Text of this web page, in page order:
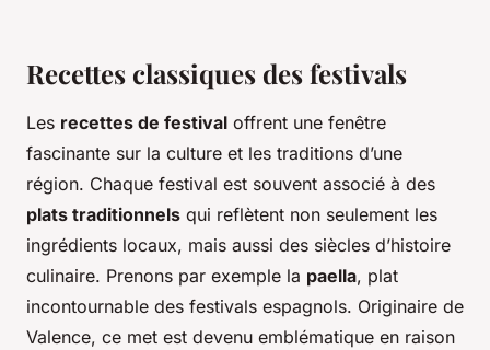
Recettes classiques des festivals
Les recettes de festival offrent une fenêtre
fascinante sur la culture et les traditions d’une
région. Chaque festival est souvent associé à des
plats traditionnels qui reflètent non seulement les
ingrédients locaux, mais aussi des siècles d’histoire
culinaire. Prenons par exemple la paella, plat
incontournable des festivals espagnols. Originaire de
Valence, ce met est devenu emblématique en raison